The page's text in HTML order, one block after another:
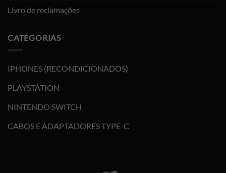
Livro de reclamações
CATEGORIAS
IPHONES (RECONDICIONADOS)
PLAYSTATION
NINTENDO SWITCH
CABOS E ADAPTADORES TYPE-C